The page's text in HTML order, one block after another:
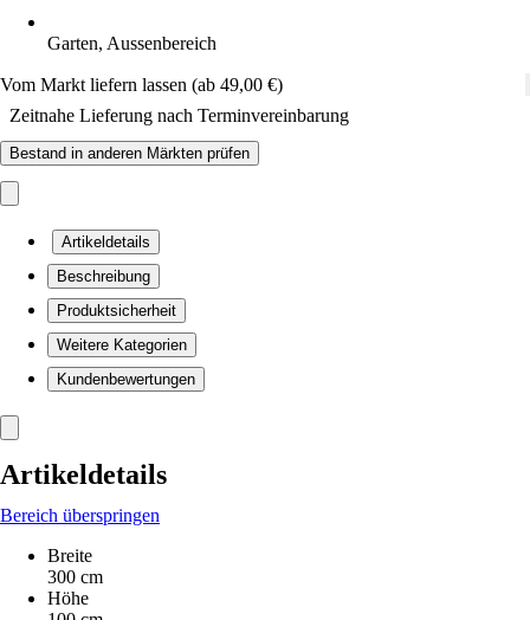
Garten, Aussenbereich
Vom Markt liefern lassen (ab 49,00 €)
Zeitnahe Lieferung nach Terminvereinbarung
Bestand in anderen Märkten prüfen
Artikeldetails
Beschreibung
Produktsicherheit
Weitere Kategorien
Kundenbewertungen
Artikeldetails
Bereich überspringen
Breite
300 cm
Höhe